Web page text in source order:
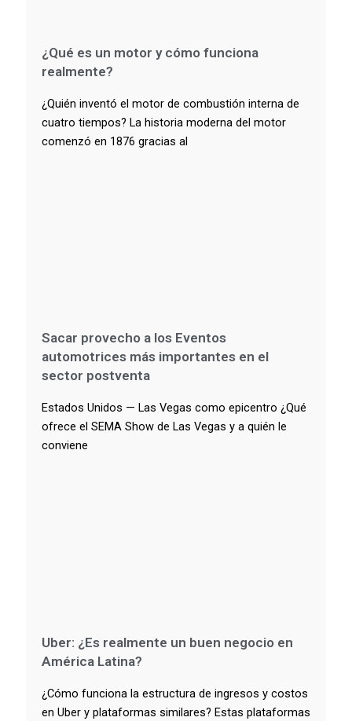
¿Qué es un motor y cómo funciona
realmente?
¿Quién inventó el motor de combustión interna de
cuatro tiempos? La historia moderna del motor
comenzó en 1876 gracias al
Sacar provecho a los Eventos
automotrices más importantes en el
sector postventa
Estados Unidos — Las Vegas como epicentro ¿Qué
ofrece el SEMA Show de Las Vegas y a quién le
conviene
Uber: ¿Es realmente un buen negocio en
América Latina?
¿Cómo funciona la estructura de ingresos y costos
en Uber y plataformas similares? Estas plataformas